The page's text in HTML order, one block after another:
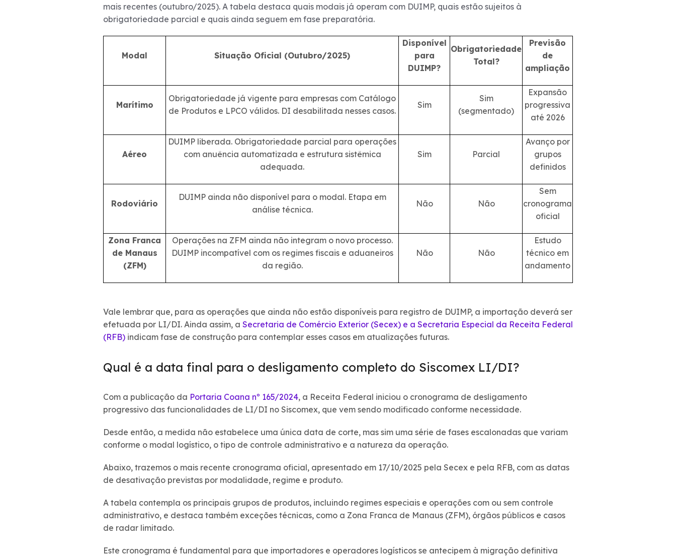
mais recentes (outubro/2025). A tabela destaca quais modais já operam com DUIMP, quais estão sujeitos à
obrigatoriedade parcial e quais ainda seguem em fase preparatória.
Modal Situação Oficial (Outubro/2025)
Disponível
para
DUIMP?
Obrigatoriedade
Total?
Previsão
de
ampliação
Marítimo
Obrigatoriedade já vigente para empresas com Catálogo
de Produtos e LPCO válidos. DI desabilitada nesses casos.
Sim
Sim
(segmentado)
Expansão
progressiva
até 2026
Aéreo
DUIMP liberada. Obrigatoriedade parcial para operações
com anuência automatizada e estrutura sistêmica
adequada.
Sim Parcial
Avanço por
grupos
definidos
Rodoviário
DUIMP ainda não disponível para o modal. Etapa em
análise técnica.
Não Não
Sem
cronograma
oficial
Zona Franca
de Manaus
(ZFM)
Operações na ZFM ainda não integram o novo processo.
DUIMP incompatível com os regimes fiscais e aduaneiros
da região.
Não Não
Estudo
técnico em
andamento
Vale lembrar que, para as operações que ainda não estão disponíveis para registro de DUIMP, a importação deverá ser
efetuada por LI/DI. Ainda assim, a Secretaria de Comércio Exterior (Secex) e a Secretaria Especial da Receita Federal
(RFB)indicam fase de construção para contemplar esses casos em atualizações futuras.
Qual é a data final para o desligamento completo do Siscomex LI/DI?
Com a publicação da Portaria Coana nº 165/2024, a Receita Federal iniciou o cronograma de desligamento
progressivo das funcionalidades de LI/DI no Siscomex, que vem sendo modificado conforme necessidade.
Desde então, a medida não estabelece uma única data de corte, mas sim uma série de fases escalonadas que variam
conforme o modal logístico, o tipo de controle administrativo e a natureza da operação.
Abaixo, trazemos o mais recente cronograma oficial, apresentado em 17/10/2025 pela Secex e pela RFB, com as datas
de desativação previstas por modalidade, regime e produto.
A tabela contempla os principais grupos de produtos, incluindo regimes especiais e operações com ou sem controle
administrativo, e destaca também exceções técnicas, como a Zona Franca de Manaus (ZFM), órgãos públicos e casos
de radar limitado.
Este cronograma é fundamental para que importadores e operadores logísticos se antecipem à migração definitiva